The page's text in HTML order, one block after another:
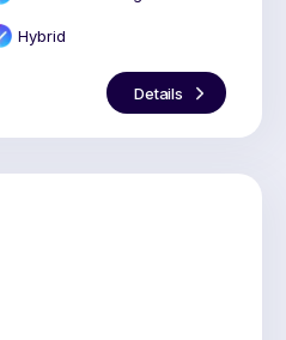
Hybrid
Details